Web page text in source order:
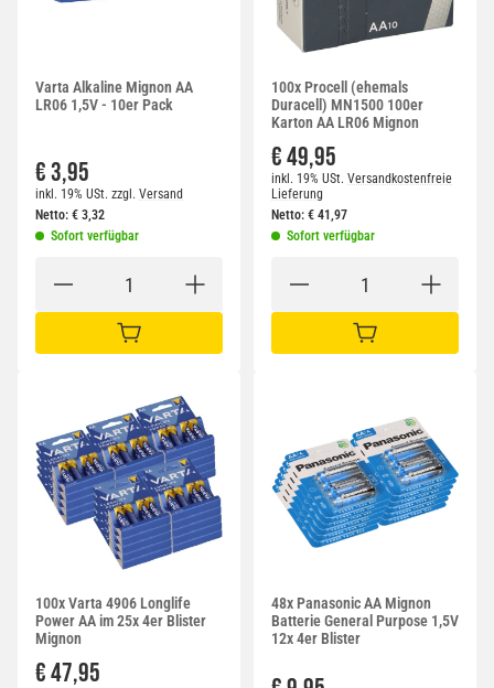
Varta Alkaline Mignon AA
LR06 1,5V - 10er Pack
€ 3,95
inkl. 19% USt. zzgl. Versand
Netto: € 3,32
Sofort verfügbar
IN DEN WARENKORB
100x Procell (ehemals
Duracell) MN1500 100er
Karton AA LR06 Mignon
€ 49,95
inkl. 19% USt. Versandkostenfreie
Lieferung
Netto: € 41,97
Sofort verfügbar
IN DEN WARENKORB
100x Varta 4906 Longlife
Power AA im 25x 4er Blister
Mignon
€ 47,95
48x Panasonic AA Mignon
Batterie General Purpose 1,5V
12x 4er Blister